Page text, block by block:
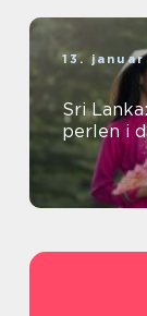
13.
Sri
perlen i